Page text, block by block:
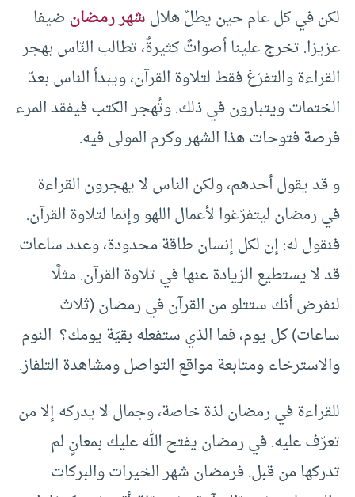
لكن في كل عام حين يطلّ هلالشهر رمضان ضيفا
عزيزا. تخرج علينا أصواتٌ كثيرةٌ، تطالب النّاس بهجر
القراءة والتفرّغ فقط لتلاوة القرآن، ويبدأ الناس بعدّ
الختمات ويتبارون في ذلك. وتُهجر الكتب فيفقد المرء
فرصة فتوحات هذا الشهر وكرم المولى فيه.
و قد يقول أحدهم، ولكن الناس لا يهجرون القراءة
في رمضان ليتفرّغوا لأعمال اللهو وإنما لتلاوة القرآن.
فنقول له: إن لكل إنسان طاقة محدودة، وعدد ساعات
قد لا يستطيع الزيادة عنها في تلاوة القرآن. مثلًا
لنفرض أنك ستتلو من القرآن في رمضان (ثلاث
ساعات) كل يوم، فما الذي ستفعله بقيّة يومك؟ النوم
والاسترخاء ومتابعة مواقع التواصل ومشاهدة التلفاز.
للقراءة في رمضان لذة خاصة، وجمال لا يدركه إلا من
تعرّف عليه. في رمضان يفتح الله عليك بمعانٍ لم
تدركها من قبل. فرمضان شهر الخيرات والبركات